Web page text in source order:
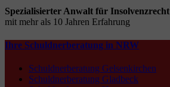
Spezialisierter Anwalt für Insolvenzrecht
mit mehr als 10 Jahren Erfahrung
Ihre Schuldnerberatung in NRW
Schuldnerberatung Gelsenkirchen
Schuldnerberatung Gladbeck